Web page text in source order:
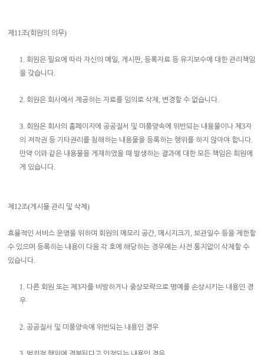
제 11조(회원의 의무)
1.회원은 필요에 따라 자신의 메일, 게시판,등록자료 등 유지보수에 대한 관리책임
을 갖습니다.
2.회원은 회사에서 제공하는 자료를 임의로 삭제 , 변경할 수 없습니다.
3.회원은 회사의 홈페이지에 공공질서 및 미풍양속에 위반되는 내용물이나 제3자
의 저작권 등 기타권리를 침해하는 내용물을 등록하는 행위를 하지 않아야 합니다.
만약 이와 같은 내용물을 게재하였을 때 발생하는 결과에 대한 모든 책임은 회원에
게 있습니다.
제 12조(게시물 관리 및 삭제)
효율적인 서비스 운영을 위하여 회원의 메모리 공간, 메시지크기 ,보관일수 등을 제한할
수 있으며 등록하는 내용이 다음 각 호에 해당하는 경우에는 사전 통지없이 삭제할 수
있습니다.
1. 다른 회원 또는 제3자를 비방하거나 중상모략으로 명예를 손상시키는 내용인 경
우
2.공공질서 및 미풍양속에 위반되는 내용인 경우